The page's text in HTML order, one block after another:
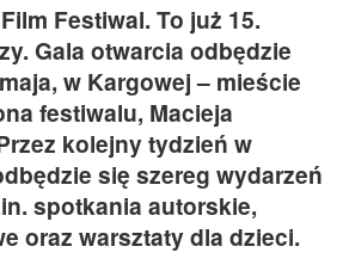
Festiwal. To już 15.
Gala otwarcia odbędzie
w Kargowej – mieście
festiwalu, Macieja
kolejny tydzień w
się szereg wydarzeń
spotkania autorskie,
oraz warsztaty dla dzieci.